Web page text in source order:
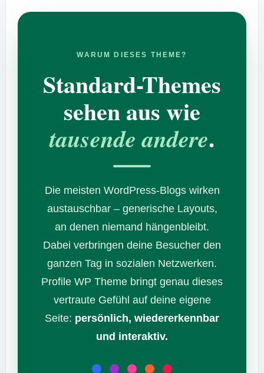
WARUM DIESES THEME?
Standard-Themes
sehen aus wie
tausende andere.
Die meisten WordPress-Blogs wirken
austauschbar – generische Layouts,
an denen niemand hängenbleibt.
Dabei verbringen deine Besucher den
ganzen Tag in sozialen Netzwerken.
Profile WP Theme bringt genau dieses
vertraute Gefühl auf deine eigene
Seite: persönlich, wiedererkennbar
und interaktiv.